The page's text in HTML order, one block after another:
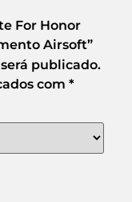
For Honor
Airsoft”
publicado.
com *